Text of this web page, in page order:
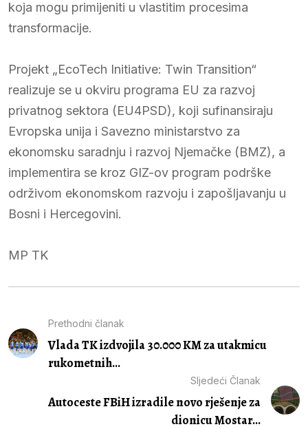
koja mogu primijeniti u vlastitim procesima
transformacije.
Projekt „EcoTech Initiative: Twin Transition“
realizuje se u okviru programa EU za razvoj
privatnog sektora (EU4PSD), koji sufinansiraju
Evropska unija i Savezno ministarstvo za
ekonomsku saradnju i razvoj Njemačke (BMZ), a
implementira se kroz GIZ-ov program podrške
održivom ekonomskom razvoju i zapošljavanju u
Bosni i Hercegovini.
MP TK
Prethodni članak
Vlada TK izdvojila 30.000 KM za utakmicu
rukometnih...
Sljedeći Članak
Autoceste FBiH izradile novo rješenje za
dionicu Mostar...